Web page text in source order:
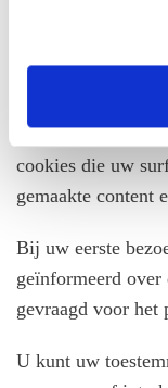
technische
worden ook
en deze te
cookies die uw
gemaakte content
Bij uw eerste
geïnformeerd over
gevraagd voor het
U kunt uw